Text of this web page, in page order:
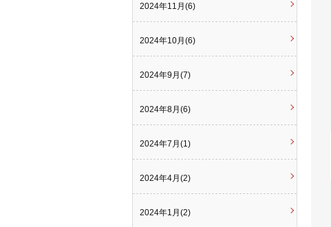
2024年11月(6)
2024年10月(6)
2024年9月(7)
2024年8月(6)
2024年7月(1)
2024年4月(2)
2024年1月(2)